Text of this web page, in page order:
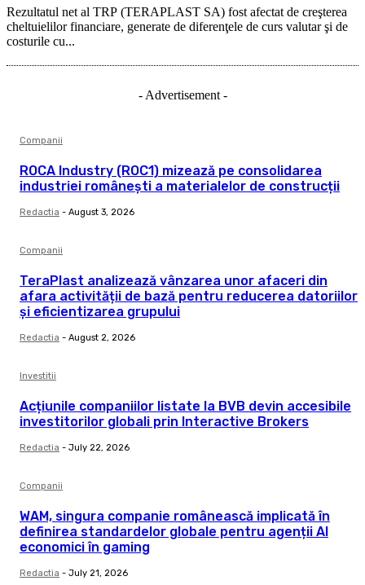
Rezultatul net al TRP (TERAPLAST SA) fost afectat de creşterea
cheltuielilor financiare, generate de diferenţele de curs valutar şi de
costurile cu...
- Advertisement -
Companii
ROCA Industry (ROC1) mizează pe consolidarea
industriei românești a materialelor de construcții
Redactia - August 3, 2026
Companii
TeraPlast analizează vânzarea unor afaceri din
afara activității de bază pentru reducerea datoriilor
și eficientizarea grupului
Redactia - August 2, 2026
Investitii
Acțiunile companiilor listate la BVB devin accesibile
investitorilor globali prin Interactive Brokers
Redactia - July 22, 2026
Companii
WAM, singura companie românească implicată în
definirea standardelor globale pentru agenții AI
economici în gaming
Redactia - July 21, 2026